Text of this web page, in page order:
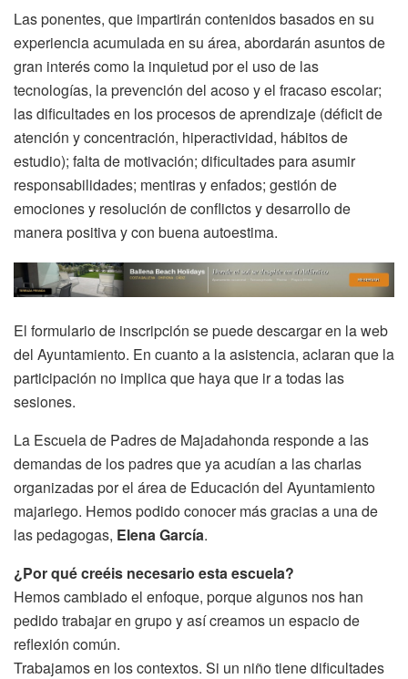
Las ponentes, que impartirán contenidos basados en su
experiencia acumulada en su área, abordarán asuntos de
gran interés como la inquietud por el uso de las
tecnologías, la prevención del acoso y el fracaso escolar;
las dificultades en los procesos de aprendizaje (déficit de
atención y concentración, hiperactividad, hábitos de
estudio); falta de motivación; dificultades para asumir
responsabilidades; mentiras y enfados; gestión de
emociones y resolución de conflictos y desarrollo de
manera positiva y con buena autoestima.
El formulario de inscripción se puede descargar en la web
del Ayuntamiento. En cuanto a la asistencia, aclaran que la
participación no implica que haya que ir a todas las
sesiones.
La Escuela de Padres de Majadahonda responde a las
demandas de los padres que ya acudían a las charlas
organizadas por el área de Educación del Ayuntamiento
majariego. Hemos podido conocer más gracias a una de
las pedagogas, Elena García.
¿Por qué creéis necesario esta escuela?
Hemos cambiado el enfoque, porque algunos nos han
pedido trabajar en grupo y así creamos un espacio de
reflexión común.
Trabajamos en los contextos. Si un niño tiene dificultades